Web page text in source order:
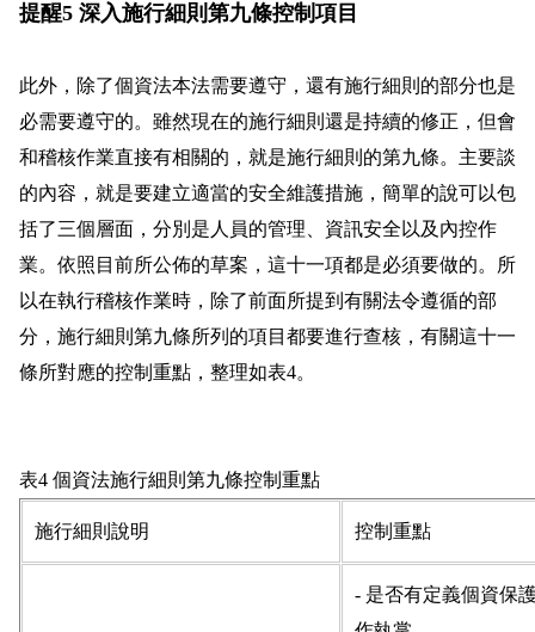
提醒5 深入施行細則第九條控制項目
此外，除了個資法本法需要遵守，還有施行細則的部分也是
必需要遵守的。雖然現在的施行細則還是持續的修正，但會
和稽核作業直接有相關的，就是施行細則的第九條。主要談
的內容，就是要建立適當的安全維護措施，簡單的說可以包
括了三個層面，分別是人員的管理、資訊安全以及內控作
業。依照目前所公佈的草案，這十一項都是必須要做的。所
以在執行稽核作業時，除了前面所提到有關法令遵循的部
分，施行細則第九條所列的項目都要進行查核，有關這十一
條所對應的控制重點，整理如表4。
表4 個資法施行細則第九條控制重點
施行細則說明 控制重點
- 是否有定義個資保